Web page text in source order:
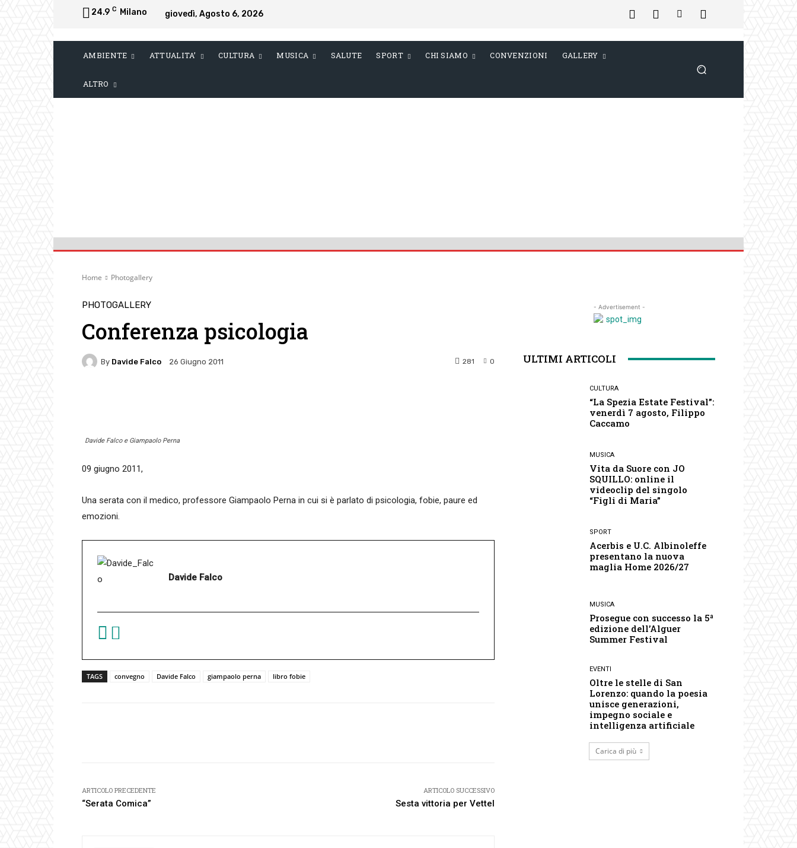
24.9 C Milano giovedì, Agosto 6, 2026
AMBIENTE ATTUALITA’ CULTURA MUSICA SALUTE SPORT CHI SIAMO CONVENZIONI GALLERY
ALTRO
Home Photogallery
PHOTOGALLERY
Conferenza psicologia
By Davide Falco 26 Giugno 2011 0
281
Davide Falco e Giampaolo Perna
09 giugno 2011,
Una serata con il medico, professore Giampaolo Perna in cui si è parlato di psicologia, fobie, paure ed
emozioni.
Davide Falco
TAGS convegno Davide Falco giampaolo perna libro fobie
ARTICOLO PRECEDENTE
“Serata Comica”
ARTICOLO SUCCESSIVO
Sesta vittoria per Vettel
- Advertisement -
ULTIMI ARTICOLI
CULTURA
“La Spezia Estate Festival”:
venerdì 7 agosto, Filippo
Caccamo
MUSICA
Vita da Suore con JO
SQUILLO: online il
videoclip del singolo
“Figli di Maria”
SPORT
Acerbis e U.C. Albinoleffe
presentano la nuova
maglia Home 2026/27
MUSICA
Prosegue con successo la 5ª
edizione dell’Alguer
Summer Festival
EVENTI
Oltre le stelle di San
Lorenzo: quando la poesia
unisce generazioni,
impegno sociale e
intelligenza artificiale
Carica di più